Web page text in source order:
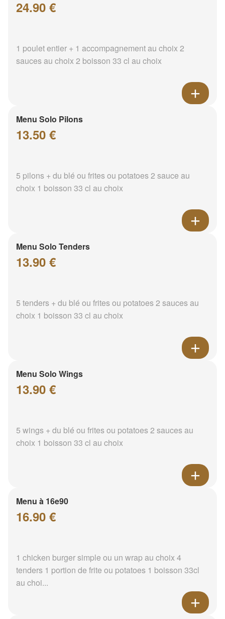
24.90 €
1 poulet entier + 1 accompagnement au choix 2
sauces au choix 2 boisson 33 cl au choix
Menu Solo Pilons
13.50 €
5 pilons + du blé ou frites ou potatoes 2 sauce au
choix 1 boisson 33 cl au choix
Menu Solo Tenders
13.90 €
5 tenders + du blé ou frites ou potatoes 2 sauces au
choix 1 boisson 33 cl au choix
Menu Solo Wings
13.90 €
5 wings + du blé ou frites ou potatoes 2 sauces au
choix 1 boisson 33 cl au choix
Menu à 16e90
16.90 €
1 chicken burger simple ou un wrap au choix 4
tenders 1 portion de frite ou potatoes 1 boisson 33cl
au choi...